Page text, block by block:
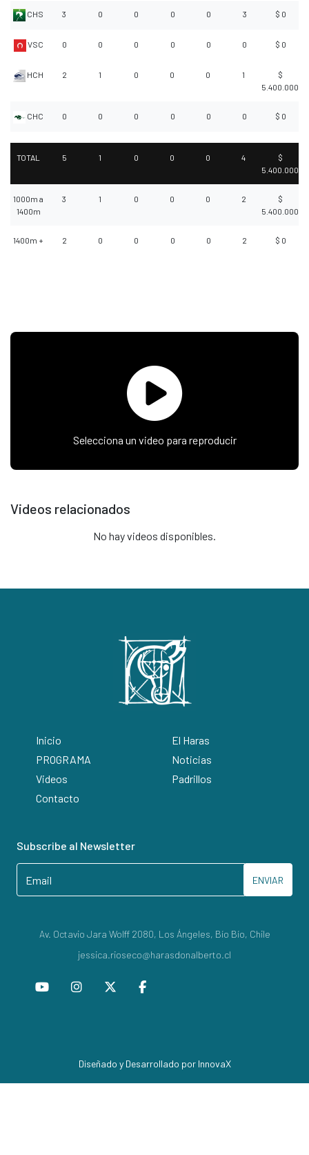
CHS 3 0 0 0 0 3 $ 0
VSC 0 0 0 0 0 0 $ 0
HCH 2 1 0 0 0 1
$
5.400.000
CHC 0 0 0 0 0 0 $ 0
TOTAL 5 1 0 0 0 4
$
5.400.000
1000m a
1400m
3 1 0 0 0 2
$
5.400.000
1400m + 2 0 0 0 0 2 $ 0
Selecciona un video para reproducir
Videos relacionados
No hay videos disponibles.
Inicio
El Haras
PROGRAMA
Noticias
Videos
Padrillos
Contacto
Subscribe al Newsletter
ENVIAR
Av. Octavio Jara Wolff 2080, Los Ángeles, Bío Bío, Chile
jessica.rioseco@harasdonalberto.cl
Diseñado y Desarrollado por InnovaX